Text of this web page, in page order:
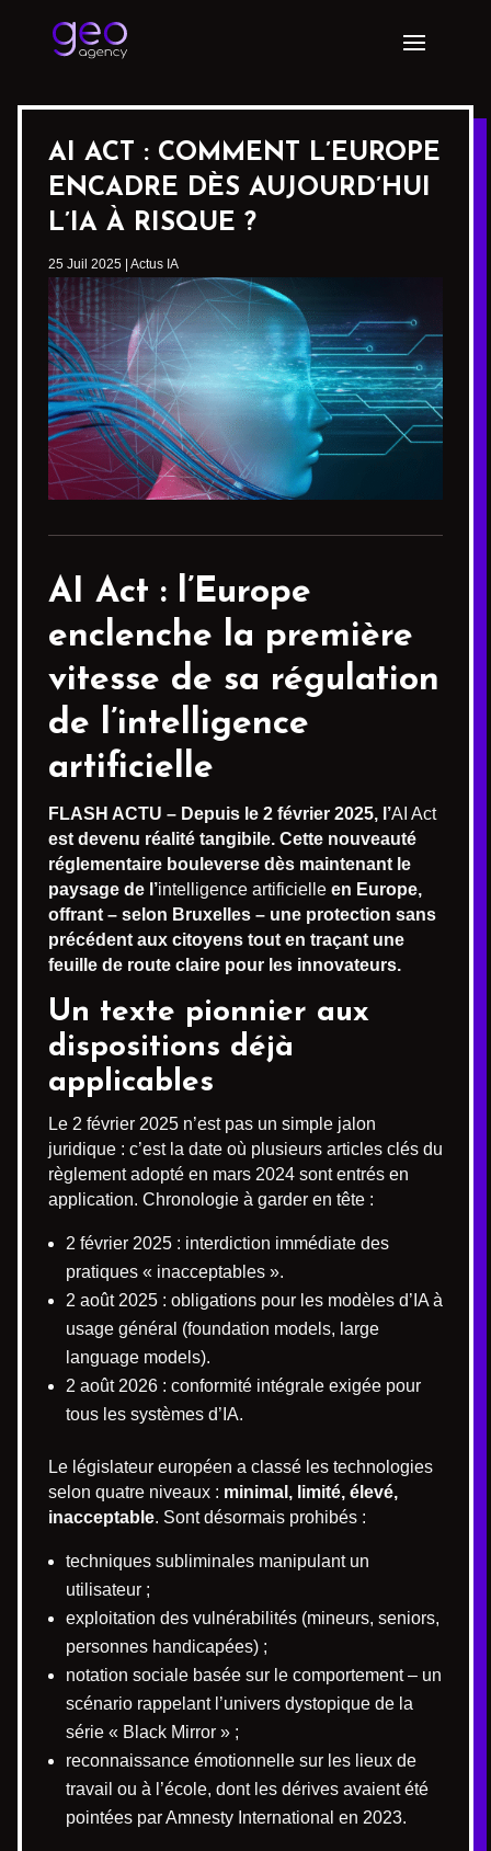
AI ACT : COMMENT L’EUROPE
ENCADRE DÈS AUJOURD’HUI
L’IA À RISQUE ?
25 Juil 2025 Actus IA
AI Act : l’Europe
enclenche la première
vitesse de sa régulation
de l’intelligence
artificielle
FLASH ACTU – Depuis le 2 février 2025, l’AI Act
est devenu réalité tangibile. Cette nouveauté
réglementaire bouleverse dès maintenant le
paysage de l’intelligence artificielle en Europe,
offrant – selon Bruxelles – une protection sans
précédent aux citoyens tout en traçant une
feuille de route claire pour les innovateurs.
Un texte pionnier aux
dispositions déjà
applicables
Le 2 février 2025 n’est pas un simple jalon
juridique : c’est la date où plusieurs articles clés du
règlement adopté en mars 2024 sont entrés en
application. Chronologie à garder en tête :
2 février 2025 : interdiction immédiate des
pratiques « inacceptables ».
2 août 2025 : obligations pour les modèles d’IA à
usage général (foundation models, large
language models).
2 août 2026 : conformité intégrale exigée pour
tous les systèmes d’IA.
Le législateur européen a classé les technologies
selon quatre niveaux : minimal, limité, élevé,
inacceptable. Sont désormais prohibés :
techniques subliminales manipulant un
utilisateur ;
exploitation des vulnérabilités (mineurs, seniors,
personnes handicapées) ;
notation sociale basée sur le comportement – un
scénario rappelant l’univers dystopique de la
série « Black Mirror » ;
reconnaissance émotionnelle sur les lieux de
travail ou à l’école, dont les dérives avaient été
pointées par Amnesty International en 2023.